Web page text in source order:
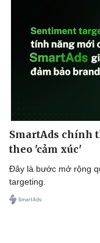
SmartAds chính
theo 'cảm xúc'
Đây là bước mở rộng
targeting.